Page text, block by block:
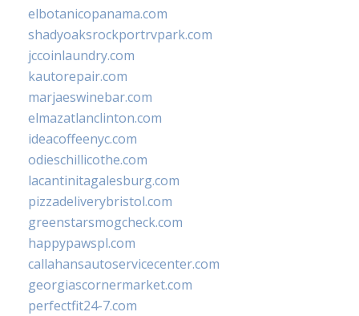
elbotanicopanama.com
shadyoaksrockportrvpark.com
jccoinlaundry.com
kautorepair.com
marjaeswinebar.com
elmazatlanclinton.com
ideacoffeenyc.com
odieschillicothe.com
lacantinitagalesburg.com
pizzadeliverybristol.com
greenstarsmogcheck.com
happypawspl.com
callahansautoservicecenter.com
georgiascornermarket.com
perfectfit24-7.com